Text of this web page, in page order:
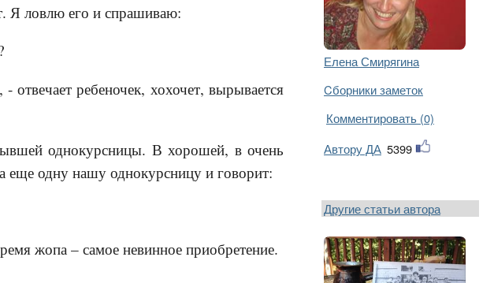
Я ловлю его и спрашиваю:
отвечает ребеночек, хохочет, вырывается
однокурсницы. В хорошей, в очень
одну нашу однокурсницу и говорит:
жопа – самое невинное приобретение.
Елена Смирягина
Cборники заметок
Комментировать (0)
Автору ДА 5399
Другие статьи автора